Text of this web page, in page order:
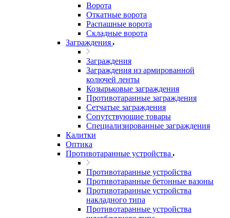
Ворота
Откатные ворота
Распашные ворота
Складные ворота
Заграждения
Заграждения
Заграждения из армированной
колючей ленты
Козырьковые заграждения
Противотаранные заграждения
Сетчатые заграждения
Сопутствующие товары
Специализированные заграждения
Калитки
Оптика
Противотаранные устройства
Противотаранные устройства
Противотаранные бетонные вазоны
Противотаранные устройства
накладного типа
Противотаранные устройства